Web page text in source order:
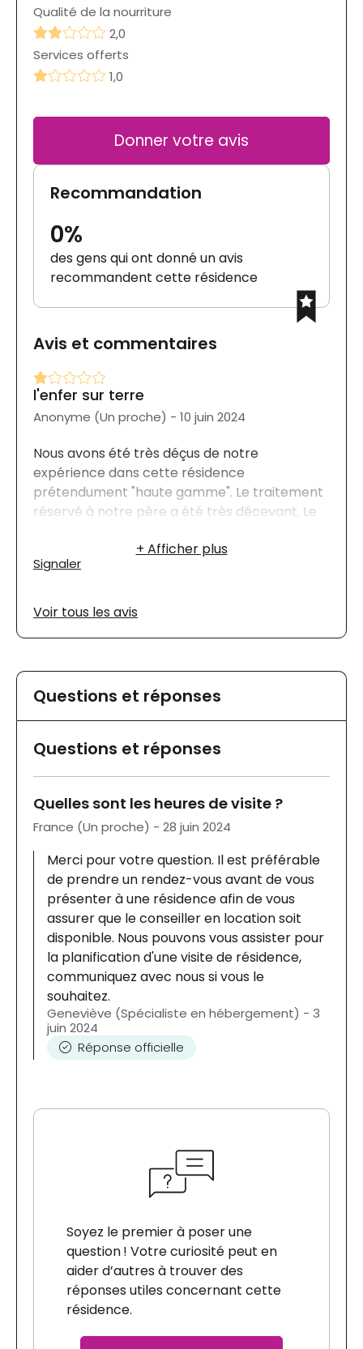
Qualité de la nourriture
2,0
Services offerts
1,0
Donner votre avis
Recommandation
0%
des gens qui ont donné un avis
recommandent cette résidence
Avis et commentaires
l'enfer sur terre
Anonyme (Un proche) - 10 juin 2024
Nous avons été très déçus de notre
expérience dans cette résidence
prétendument "haute gamme". Le traitement
réservé à notre père a été très décevant. Le
nous n'avons pas eu l'opportunité de faire nos
recherches préalables. Aucune
nécessité d'identifier ses vêtements et de les
seulement une semaine pour trouver une
autre résidence. Le jour du transfert, nous
avons été choqués de constater l'état
déplorable dans lequel se trouvait notre père :
il portait des vêtements souillés qui ne lui
appartenaient pas, une partie de son linge
entretenue avec des planchers collants et
une odeur désagréable. Nous avons été
sans sous-vêtements. Heureusement, sa
nouvelle résidence a pris immédiatement le
relais et a exprimé leur mécontentement à
l'égard de l'état dans lequel il a été transféré.
Nous sommes soulagés de l'avoir sorti de
cette situation et estimons que nos aînés
méritent bien mieux.
Signaler
Voir tous les avis
Questions et réponses
Questions et réponses
Quelles sont les heures de visite ?
France (Un proche) - 28 juin 2024
Merci pour votre question. Il est préférable
de prendre un rendez-vous avant de vous
présenter à une résidence afin de vous
assurer que le conseiller en location soit
disponible. Nous pouvons vous assister pour
la planification d'une visite de résidence,
communiquez avec nous si vous le
souhaitez.
Geneviève (Spécialiste en hébergement) - 3
juin 2024
Réponse officielle
Soyez le premier à poser une
question ! Votre curiosité peut en
aider d’autres à trouver des
réponses utiles concernant cette
résidence.